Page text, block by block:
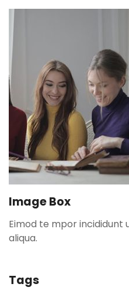
Image Box
Eimod te mpor
aliqua.
Tags